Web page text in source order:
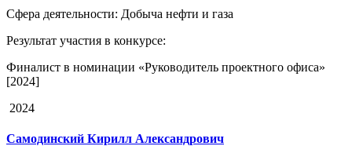
Сфера деятельности: Добыча нефти и газа
Результат участия в конкурсе:
Финалист в номинации «Руководитель проектного офиса»
[2024]
2024
Самодинский Кирилл Александрович